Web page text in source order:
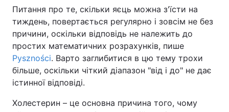
Економіка Світ
Спорт Наука
Техно і зв'язок
Зброя
Здоров'я Туризм
Питання про те, скільки яєць можна з'їсти на
тиждень, повертається регулярно і зовсім не без
причини, оскільки відповідь не належить до
простих математичних розрахунків, пише
Pyszności. Варто заглибитися в цю тему трохи
більше, оскільки чіткий діапазон "від і до" не дає
істинної відповіді.
Холестерин – це основна причина того, чому